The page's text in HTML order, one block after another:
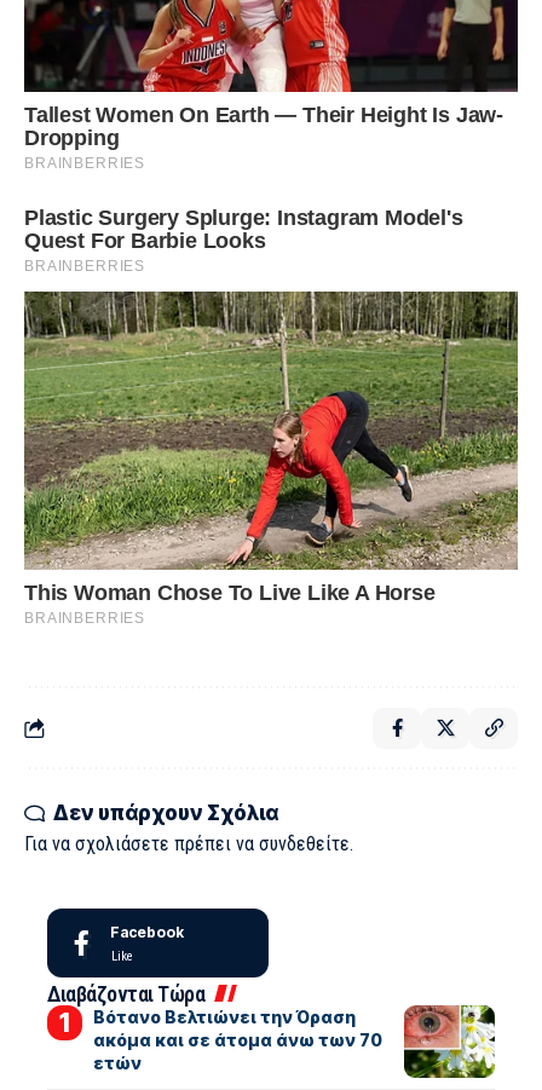
Δεν υπάρχουν Σχόλια
Για να σχολιάσετε πρέπει να συνδεθείτε.
Facebook
Like
Διαβάζονται Τώρα
Βότανο Βελτιώνει την Όραση
ακόμα και σε άτομα άνω των 70
ετών